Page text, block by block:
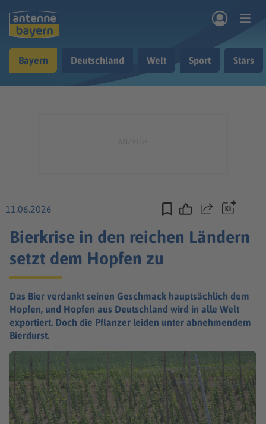
Musik & Radio
Bayern Deutschland Welt Sport Stars
11.06.2026 Teilen
Bierkrise in den reichen Ländern
setzt dem Hopfen zu
Das Bier verdankt seinen Geschmack hauptsächlich dem
Hopfen, und Hopfen aus Deutschland wird in alle Welt
exportiert. Doch die Pflanzer leiden unter abnehmendem
Bierdurst.